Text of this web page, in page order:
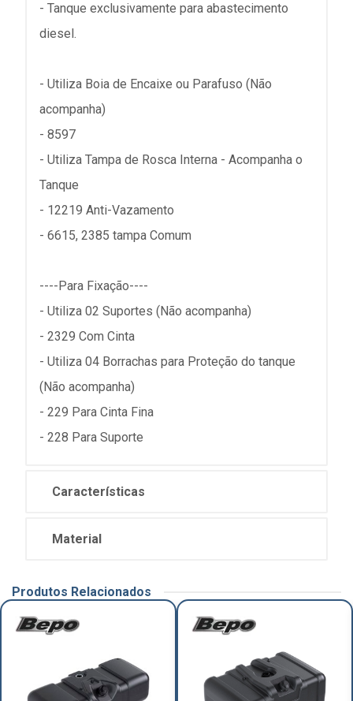
- Tanque exclusivamente para abastecimento
diesel.
- Utiliza Boia de Encaixe ou Parafuso (Não
acompanha)
- 8597
- Utiliza Tampa de Rosca Interna - Acompanha o
Tanque
- 12219 Anti-Vazamento
- 6615, 2385 tampa Comum
----Para Fixação----
- Utiliza 02 Suportes (Não acompanha)
- 2329 Com Cinta
- Utiliza 04 Borrachas para Proteção do tanque
(Não acompanha)
- 229 Para Cinta Fina
- 228 Para Suporte
Características
Material
Produtos Relacionados